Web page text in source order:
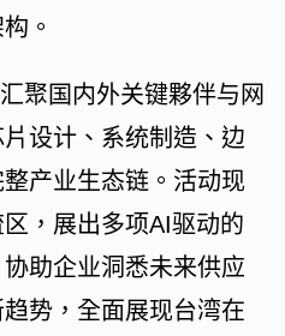
。
聚国内外关键夥伴与网
设计、系统制造、边
产业生态链。活动现
，展出多项AI驱动的
助企业洞悉未来供应
势，全面展现台湾在